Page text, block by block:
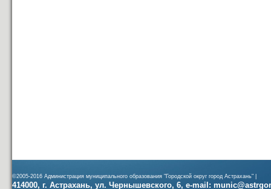
©2005-2016 Администрация муниципального образования "Городской округ город Астрахань" |
414000, г. Астрахань, ул. Чернышевского, 6, e-mail: